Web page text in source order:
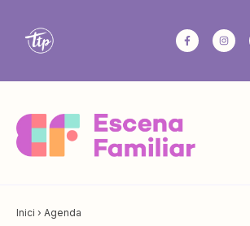
Inici › Agenda